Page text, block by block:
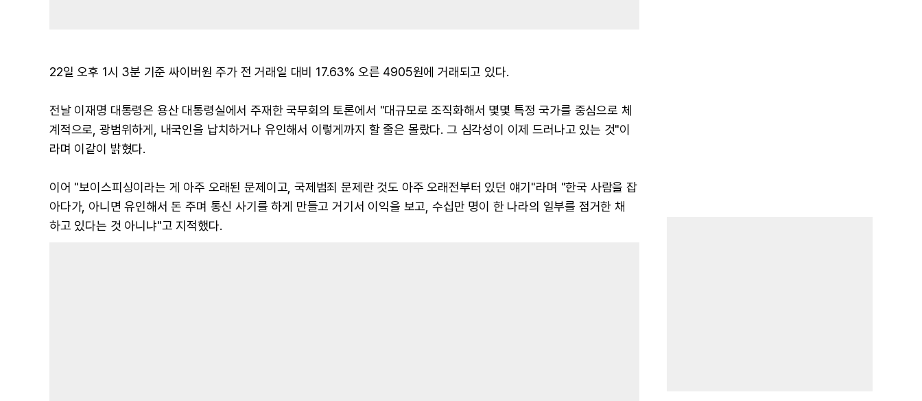
22일 오후 1시 3분 기준 싸이버원 주가 전 거래일 대비 17.63% 오른 4905원에 거래되고 있다.
전날 이재명 대통령은 용산 대통령실에서 주재한 국무회의 토론에서 "대규모로 조직화해서 몇몇 특정 국가를 중심으로 체
계적으로, 광범위하게, 내국인을 납치하거나 유인해서 이렇게까지 할 줄은 몰랐다. 그 심각성이 이제 드러나고 있는 것"이
라며 이같이 밝혔다.
이어 "보이스피싱이라는 게 아주 오래된 문제이고, 국제범죄 문제란 것도 아주 오래전부터 있던 얘기"라며 "한국 사람을 잡
아다가, 아니면 유인해서 돈 주며 통신 사기를 하게 만들고 거기서 이익을 보고, 수십만 명이 한 나라의 일부를 점거한 채
하고 있다는 것 아니냐"고 지적했다.